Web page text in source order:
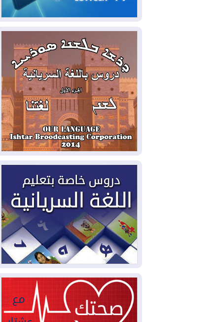
لمدة عام.. بدء توريد 100
مليون قدم مكعب يومياً من غاز كورمور في
إقليم كوردستان إلى وزارة الكهرباء العراقية
2026-08-05
15كارثة بيئية ومناخية ترسم
ملامح أخطر التحديات التي تواجه العراق
اليوم
2026-08-05
حرائق فرنسا.. توقيف 402
شخص بينهم 156 قاصرا منذ بداية موسم
الحرائق
2026-08-04سومو: إنتاج النفط في إقليم
كوردستان انخفض إلى أقل من 10%
ملفات حقبة الكاظمي تعود إلى
الواجهة.. أنباء عن مراجعات قضائية
وتحقيقات أوسع في قضايا فساد
2026-08-04بيترو يشكو تزوير الانتخابات
الرئاسية ويحذر من "حرب أهلية" في
كولومبيا
2026-08-03رئيس إقليم كوردستان في
2026-08-03
العراق يؤكد مجدداً التزامه
بمنع الهجمات على الدول المجاورة